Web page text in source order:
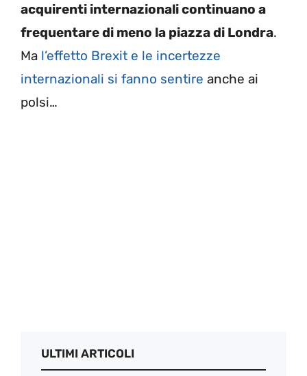
acquirenti internazionali continuano a
frequentare di meno la piazza di Londra.
Ma l’effetto Brexit e le incertezze
internazionali si fanno sentire anche ai
polsi…
ULTIMI ARTICOLI